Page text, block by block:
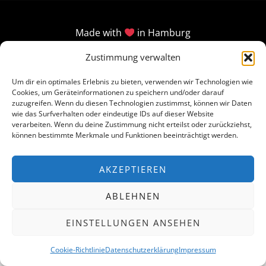
Zustimmung verwalten
Um dir ein optimales Erlebnis zu bieten, verwenden wir Technologien wie
Cookies, um Geräteinformationen zu speichern und/oder darauf
zuzugreifen. Wenn du diesen Technologien zustimmst, können wir Daten
wie das Surfverhalten oder eindeutige IDs auf dieser Website
verarbeiten. Wenn du deine Zustimmung nicht erteilst oder zurückziehst,
können bestimmte Merkmale und Funktionen beeinträchtigt werden.
AKZEPTIEREN
ABLEHNEN
EINSTELLUNGEN ANSEHEN
Cookie-RichtlinieDatenschutzerklärungImpressum
Made with in Hamburg